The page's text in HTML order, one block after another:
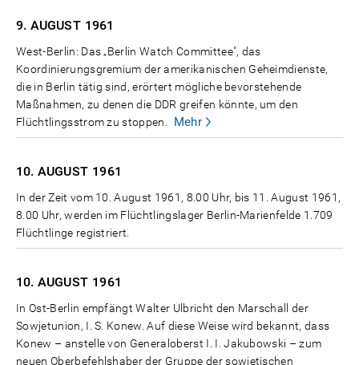
9. AUGUST 1961
West-Berlin: Das „Berlin Watch Committee", das
Koordinierungsgremium der amerikanischen Geheimdienste,
die in Berlin tätig sind, erörtert mögliche bevorstehende
Maßnahmen, zu denen die DDR greifen könnte, um den
Flüchtlingsstrom zu stoppen.
Mehr
10. AUGUST 1961
In der Zeit vom 10. August 1961, 8.00 Uhr, bis 11. August 1961,
8.00 Uhr, werden im Flüchtlingslager Berlin-Marienfelde 1.709
Flüchtlinge registriert.
10. AUGUST 1961
In Ost-Berlin empfängt Walter Ulbricht den Marschall der
Sowjetunion, I. S. Konew. Auf diese Weise wird bekannt, dass
Konew – anstelle von Generaloberst I. I. Jakubowski – zum
neuen Oberbefehlshaber der Gruppe der sowjetischen